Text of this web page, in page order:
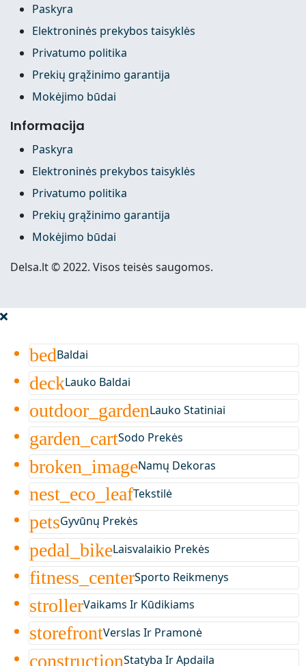
Paskyra
Elektroninės prekybos taisyklės
Privatumo politika
Prekių grąžinimo garantija
Mokėjimo būdai
Informacija
Paskyra
Elektroninės prekybos taisyklės
Privatumo politika
Prekių grąžinimo garantija
Mokėjimo būdai
Delsa.lt © 2022. Visos teisės saugomos.
bedBaldai
deckLauko Baldai
outdoor_gardenLauko Statiniai
garden_cartSodo Prekės
broken_imageNamų Dekoras
nest_eco_leafTekstilė
petsGyvūnų Prekės
pedal_bikeLaisvalaikio Prekės
fitness_centerSporto Reikmenys
strollerVaikams Ir Kūdikiams
storefrontVerslas Ir Pramonė
constructionStatyba Ir Apdaila